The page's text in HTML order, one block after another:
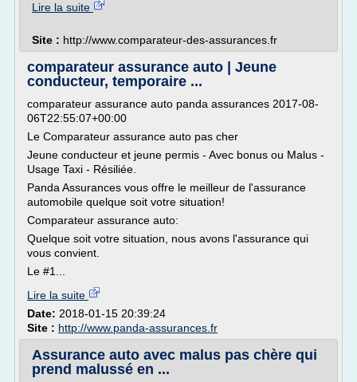
Lire la suite
Site : http://www.comparateur-des-assurances.fr
comparateur assurance auto | Jeune
conducteur, temporaire ...
comparateur assurance auto panda assurances 2017-08-
06T22:55:07+00:00
Le Comparateur assurance auto pas cher
Jeune conducteur et jeune permis - Avec bonus ou Malus -
Usage Taxi - Résiliée.
Panda Assurances vous offre le meilleur de l'assurance
automobile quelque soit votre situation!
Comparateur assurance auto:
Quelque soit votre situation, nous avons l'assurance qui
vous convient.
Le #1...
Lire la suite
Date: 2018-01-15 20:39:24
Site : http://www.panda-assurances.fr
Assurance auto avec malus pas chère qui
prend malussé en ...